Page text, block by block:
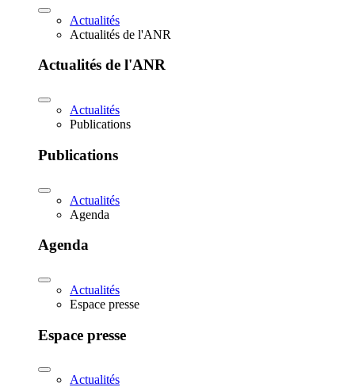
Actualités
Actualités de l'ANR
Actualités de l'ANR
Actualités
Publications
Publications
Actualités
Agenda
Agenda
Actualités
Espace presse
Espace presse
Actualités